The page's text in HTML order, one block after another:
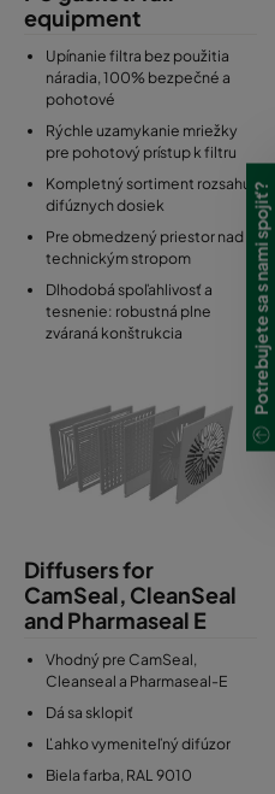
a údržbu, pretože je
a jedinečným držiakom
takže nie je potrebná
a sklopné doštičky difúzora
ovládacím portom a ľahko sa
karty.
equipment
Upínanie filtra bez použitia
náradia, 100% bezpečné a
pohotové
Rýchle uzamykanie mriežky
pre pohotový prístup k filtru
Kompletný sortiment rozsahu
difúznych dosiek
Pre obmedzený priestor nad
technickým stropom
Dlhodobá spoľahlivosť a
tesnenie: robustná plne
zváraná konštrukcia
Diffusers for
CamSeal, CleanSeal
and Pharmaseal E
Vhodný pre CamSeal,
Cleanseal a Pharmaseal-E
Dá sa sklopiť
Ľahko vymeniteľný difúzor
Biela farba, RAL 9010
Potrebujete sa s nami spojiť?